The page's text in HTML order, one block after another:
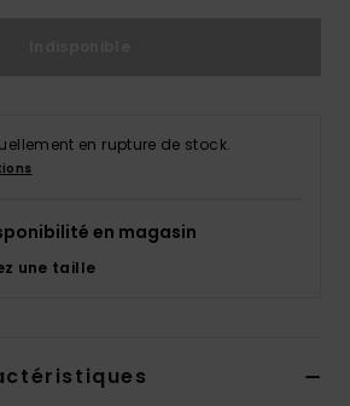
en rupture de stock.
en magasin
une taille